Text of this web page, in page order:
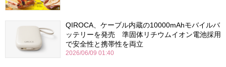
QIROCA、ケーブル内蔵の10000mAhモバイルバ
ッテリーを発売 準固体リチウムイオン電池採用
で安全性と携帯性を両立
2026/06/09 01:40